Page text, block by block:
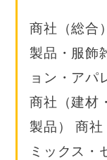
商社（総合
製品・服飾
ョン・アパ
商社（建材
製品） 商社
ミックス・